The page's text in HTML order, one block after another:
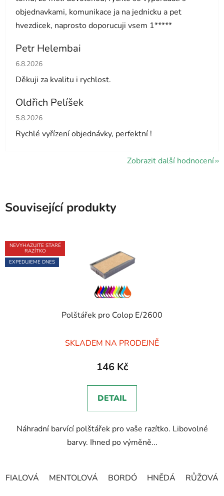
objednavkami, komunikace ja na jednicku a pet
hvezdicek, naprosto doporucuji vsem 1*****
Petr Helembai
Hodnocení obchodu je 5 z 5 hvězdiček.
6.8.2026
Děkuji za kvalitu i rychlost.
Oldřich Pelíšek
Hodnocení obchodu je 5 z 5 hvězdiček.
5.8.2026
Rychlé vyřízení objednávky, perfektní !
Zobrazit další hodnocení
Související produkty
NEVYHAZUJTE STARÉ
RAZÍTKO
EXPEDUJEME DNES
Polštářek pro Colop E/2600
hodnocení
produktu
5,0
z
hvězdiček.
SKLADEM NA PRODEJNĚ
146 Kč
DETAIL
Náhradní barvící polštářek pro vaše razítko. Libovolné
barvy. Ihned po výměně...
FIALOVÁ MENTOLOVÁ BORDÓ HNĚDÁ RŮŽOVÁ